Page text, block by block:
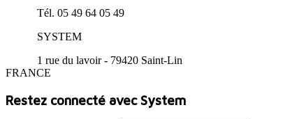
Tél. 05 49 64 05 49
SYSTEM
1 rue du lavoir - 79420 Saint-Lin
FRANCE
Restez connecté avec System